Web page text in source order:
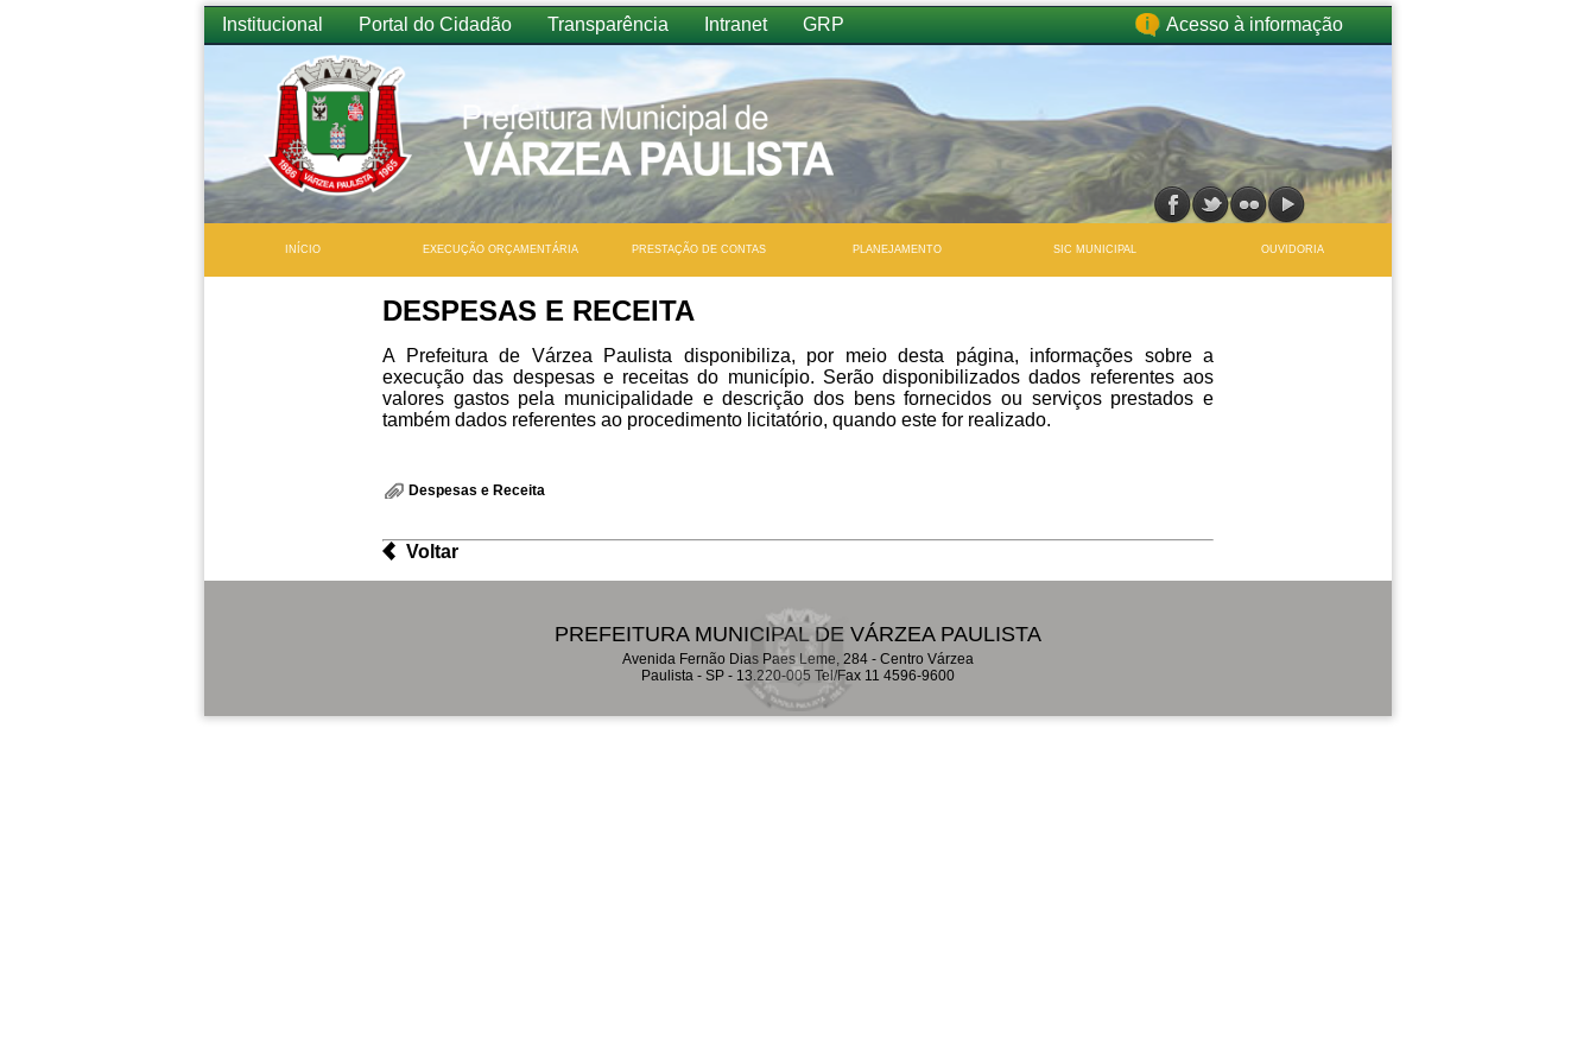
Institucional Portal do Cidadão Transparência Intranet GRP Acesso à informação
INÍCIO EXECUÇÃO ORÇAMENTÁRIA PRESTAÇÃO DE CONTAS PLANEJAMENTO SIC MUNICIPAL OUVIDORIA
DESPESAS E RECEITA
A Prefeitura de Várzea Paulista disponibiliza, por meio desta página, informações sobre a
execução das despesas e receitas do município. Serão disponibilizados dados referentes aos
valores gastos pela municipalidade e descrição dos bens fornecidos ou serviços prestados e
também dados referentes ao procedimento licitatório, quando este for realizado.
Despesas e Receita
Voltar
PREFEITURA MUNICIPAL DE VÁRZEA PAULISTA
Avenida Fernão Dias Paes Leme, 284 - Centro Várzea
Paulista - SP - 13.220-005 Tel/Fax 11 4596-9600